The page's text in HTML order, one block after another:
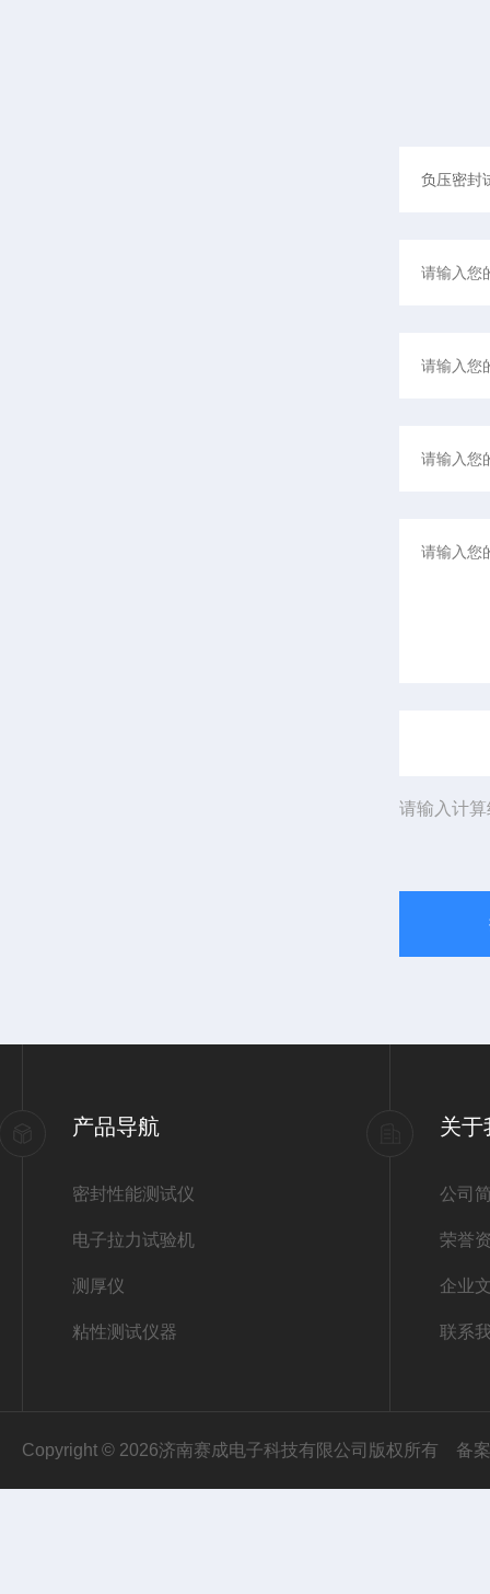
请输入计
产品导航
密封性能测试仪
电子拉力试验机
测厚仪
粘性测试仪器
关于
公司
荣誉
企业
联系
Copyright © 2026济南赛成电子科技有限公司版权所有 备